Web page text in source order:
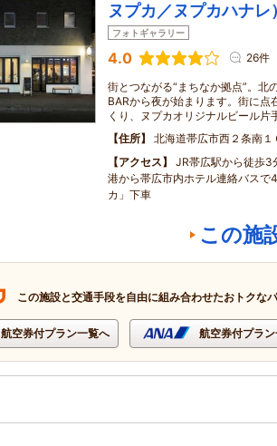
ヌプカ／ヌプカハナレ
フォトギャラリー
4.0 26件
街とつながる“まちなか拠点”。北
BARから夜が始まります。街に点
くり、ヌプカオリジナルビール片
住所
北海道帯広市西２条南
アクセス
JR帯広駅から徒歩3
港から帯広市内ホテル連絡バスで
カ」下車
この施
この施設と交通手段を自由に組み合わせたおトクな
航空券付プラン一覧へ 航空券付プラ